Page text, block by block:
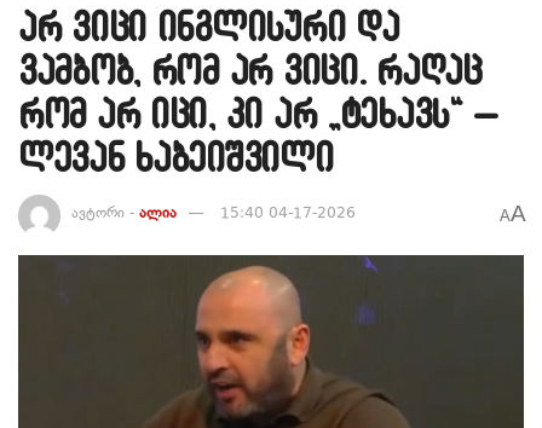
არ ვიცი ინგლისური და
ვამბობ, რომ არ ვიცი. რაღაც
რომ არ იცი, კი არ „ტეხავს“ –
ლევან ხაბეიშვილი
ავტორი - ალია 15:40 04-17-2026 AA